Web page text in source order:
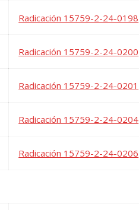
Radicación 15759-2-24-0198
Radicación 15759-2-24-0200
Radicación 15759-2-24-0201
Radicación 15759-2-24-0204
Radicación 15759-2-24-0206